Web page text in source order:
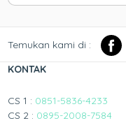
Temukan kami di :
KONTAK
CS 1 : 0851-5836-4233
CS 2 : 0895-2008-7584